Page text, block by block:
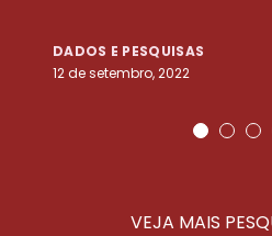
DADOS E PESQUISAS
12 de setembro, 2022
VEJA MAIS